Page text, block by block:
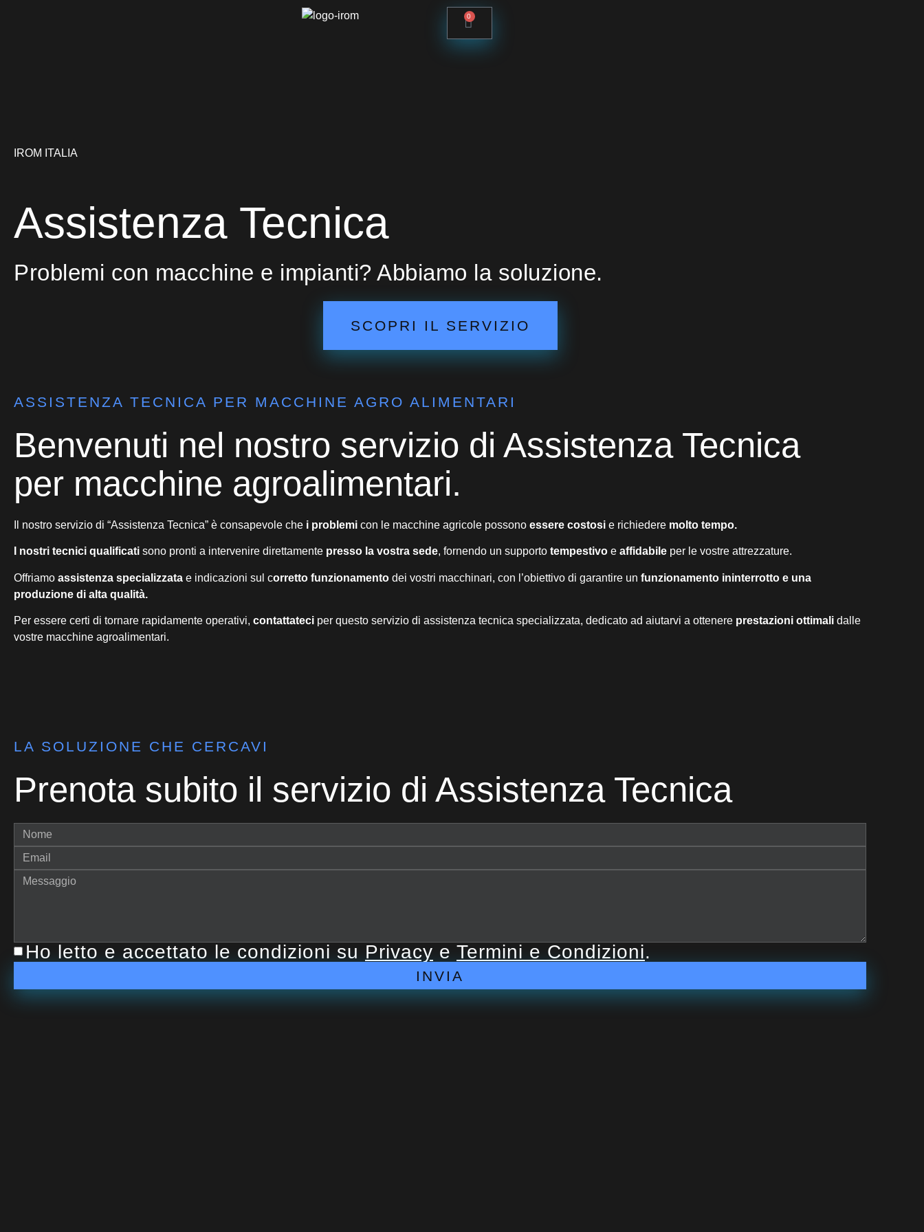
0
Assistenza Tecnica
Problemi con macchine e impianti? Abbiamo la soluzione.
SCOPRI IL SERVIZIO
IROM ITALIA
ASSISTENZA TECNICA​ PER MACCHINE AGRO ALIMENTARI
Benvenuti nel nostro servizio di Assistenza Tecnica​
per macchine agroalimentari.
Il nostro servizio di “Assistenza Tecnica” è consapevole che i problemi con le macchine agricole possono essere costosi e richiedere molto tempo.
I nostri tecnici qualificati sono pronti a intervenire direttamente presso la vostra sede, fornendo un supporto tempestivo e affidabile per le vostre attrezzature.
Offriamo assistenza specializzata e indicazioni sul corretto funzionamento dei vostri macchinari, con l’obiettivo di garantire un funzionamento ininterrotto e una
produzione di alta qualità.
Per essere certi di tornare rapidamente operativi, contattateci per questo servizio di assistenza tecnica specializzata, dedicato ad aiutarvi a ottenere prestazioni ottimali dalle
vostre macchine agroalimentari.
LA SOLUZIONE CHE CERCAVI
Prenota subito il servizio di Assistenza Tecnica​
Ho letto e accettato le condizioni su Privacy e Termini e Condizioni.
INVIA